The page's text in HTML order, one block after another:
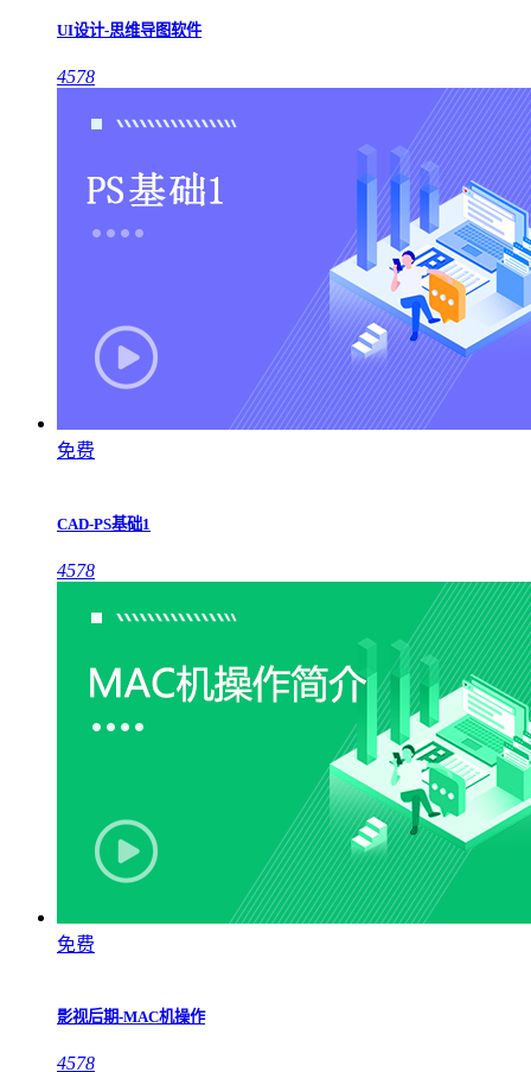
UI设计-思维导图软件
4578
免费
CAD-PS基础1
4578
免费
影视后期-MAC机操作
4578